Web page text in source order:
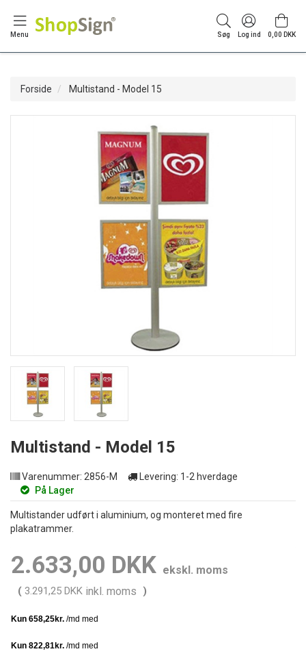
Menu Søg Log ind 0,00 DKK
Forside Multistand - Model 15
Multistand - Model 15
Varenummer: 2856-M Levering: 1-2 hverdage
På Lager
Multistander udført i aluminium, og monteret med fire
plakatrammer.
2.633,00 DKK ekskl. moms
( 3.291,25 DKK inkl. moms )